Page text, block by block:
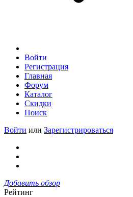
Войти
Регистрация
Главная
Форум
Каталог
Скидки
Поиск
Войти или Зарегистрироваться
Добавить обзор
Рейтинг